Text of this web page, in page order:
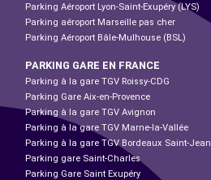
Parking Aéroport Lyon-Saint-Exupéry (LYS)
Parking aéroport Marseille pas cher
Parking Aéroport Bâle-Mulhouse (BSL)
PARKING GARE EN FRANCE
Parking à la gare TGV Roissy-CDG
Parking Gare Aix-en-Provence
Parking à la gare TGV Avignon
Parking à la gare TGV Marne-la-Vallée
Parking à la gare TGV Bordeaux Saint-Jean
Parking gare Saint-Charles
Parking Gare Saint Exupéry